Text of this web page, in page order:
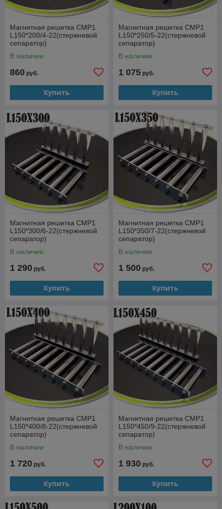
Магнитная решетка СМР1
L150*200/4-22(стержневой
сепаратор)
В наличии
860 руб.
Купить
Магнитная решетка СМР1
L150*250/5-22(стержневой
сепаратор)
В наличии
1 075 руб.
Купить
Магнитная решетка СМР1
L150*300/6-22(стержневой
сепаратор)
В наличии
1 290 руб.
Купить
Магнитная решетка СМР1
L150*350/7-22(стержневой
сепаратор)
В наличии
1 500 руб.
Купить
Магнитная решетка СМР1
L150*400/8-22(стержневой
сепаратор)
В наличии
1 720 руб.
Купить
Магнитная решетка СМР1
L150*450/9-22(стержневой
сепаратор)
В наличии
1 930 руб.
Купить